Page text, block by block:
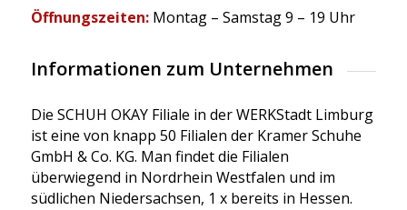
Öffnungszeiten:Montag – Samstag 9 – 19 Uhr
Informationen zum Unternehmen
Die SCHUH OKAY Filiale in der WERKStadt Limburg
ist eine von knapp 50 Filialen der Kramer Schuhe
GmbH & Co. KG. Man findet die Filialen
überwiegend in Nordrhein Westfalen und im
südlichen Niedersachsen, 1 x bereits in Hessen.